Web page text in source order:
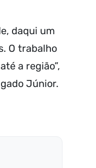
daqui um
O trabalho
a região”,
Júnior.